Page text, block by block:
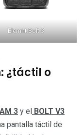
Elemnt Bolt 3
¿táctil o
3 y el BOLT V3
pantalla táctil de